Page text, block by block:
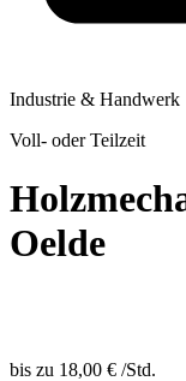
Industrie & Handwerk
Voll- oder Teilzeit
Oelde
bis zu 18,00 € /Std.